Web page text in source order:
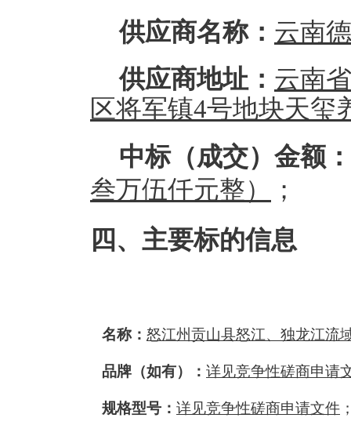
供应商名称： 云南
供应商地址： 云南省
区将军镇4号地块天玺
中标（成交）金额：
叁万伍仟元整）
；
四、主要标的信息
名称： 怒江州贡山县怒江、独龙江流
品牌（如有）： 详见竞争性磋商申请
规格型号： 详见竞争性磋商申请文件